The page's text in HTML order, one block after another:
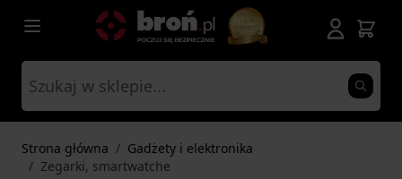
Przejdź do treści
Strona główna / Gadżety i elektronika
/ Zegarki, smartwatche